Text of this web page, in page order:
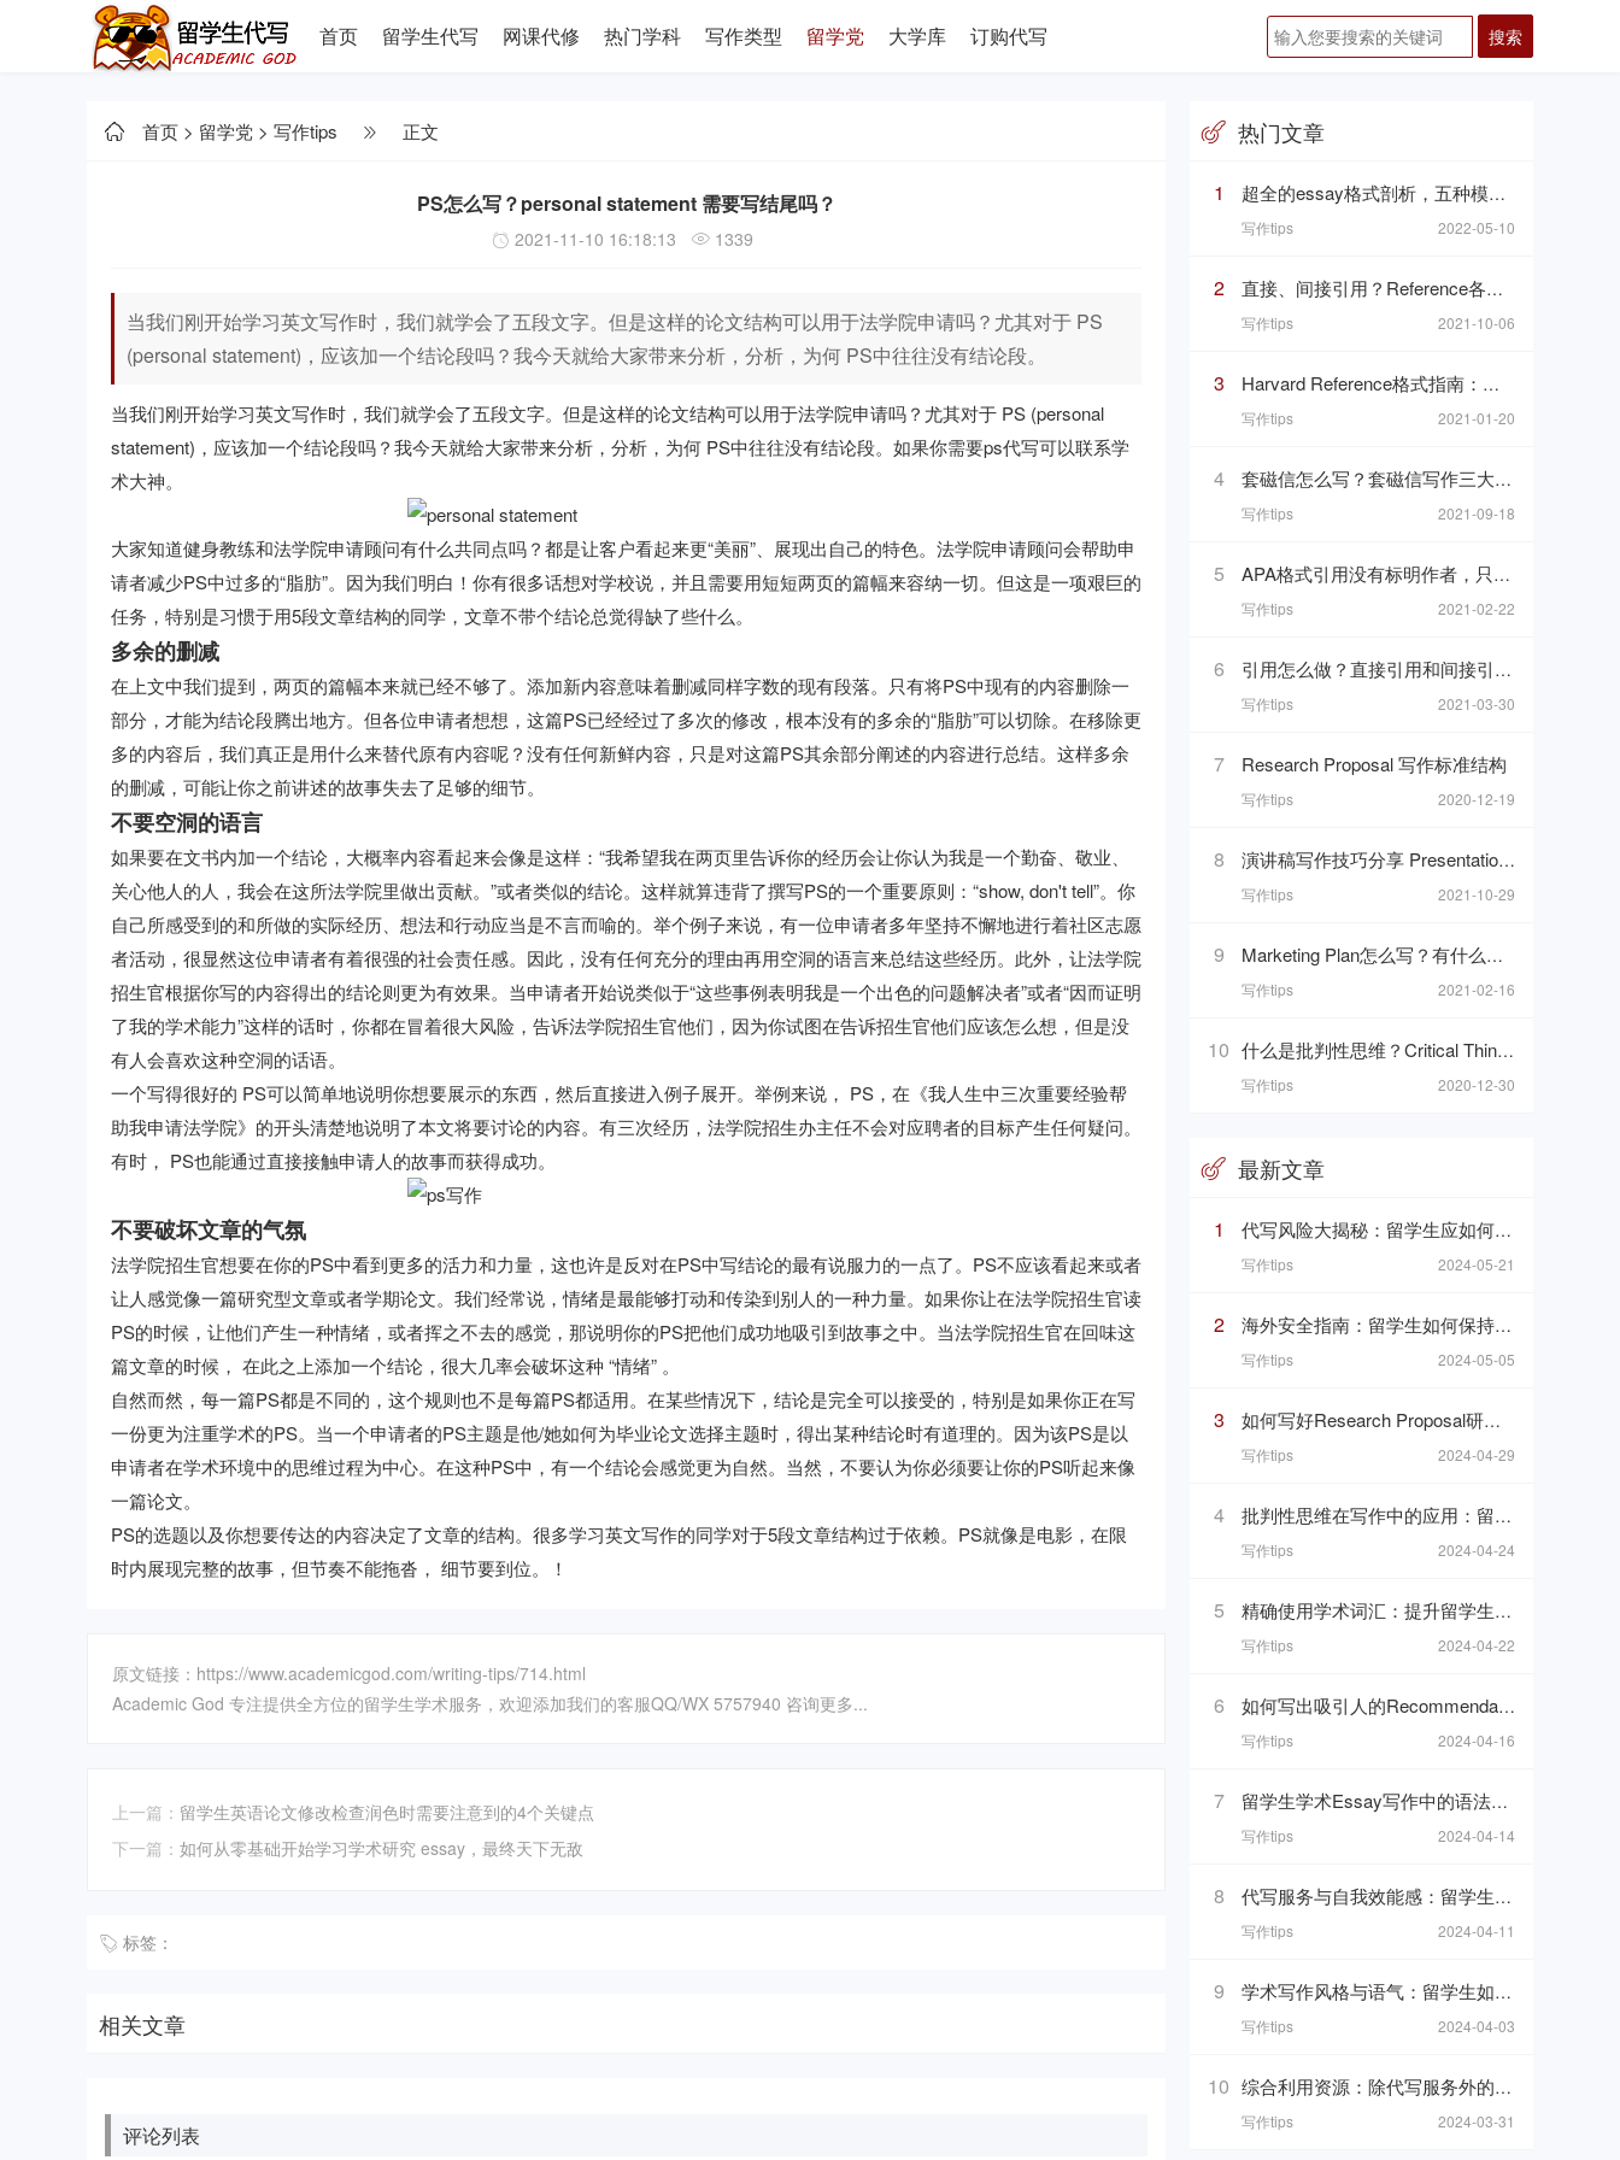
首页 留学生代写 网课代修 热门学科 写作类型 留学党 大学库 订购代写
首页 > 留学党 > 写作tips 正文
PS怎么写？personal statement 需要写结尾吗？
2021-11-10 16:18:13 1339
当我们刚开始学习英文写作时，我们就学会了五段文字。但是这样的论文结构可以用于法学院申请吗？尤其对于 PS
(personal statement)，应该加一个结论段吗？我今天就给大家带来分析，分析，为何 PS中往往没有结论段。
当我们刚开始学习英文写作时，我们就学会了五段文字。但是这样的论文结构可以用于法学院申请吗？尤其对于 PS (personal
statement)，应该加一个结论段吗？我今天就给大家带来分析，分析，为何 PS中往往没有结论段。如果你需要ps代写可以联系学
术大神。
大家知道健身教练和法学院申请顾问有什么共同点吗？都是让客户看起来更“美丽”、展现出自己的特色。法学院申请顾问会帮助申
请者减少PS中过多的“脂肪”。因为我们明白！你有很多话想对学校说，并且需要用短短两页的篇幅来容纳一切。但这是一项艰巨的
任务，特别是习惯于用5段文章结构的同学，文章不带个结论总觉得缺了些什么。
多余的删减
在上文中我们提到，两页的篇幅本来就已经不够了。添加新内容意味着删减同样字数的现有段落。只有将PS中现有的内容删除一
部分，才能为结论段腾出地方。但各位申请者想想，这篇PS已经经过了多次的修改，根本没有的多余的“脂肪”可以切除。在移除更
多的内容后，我们真正是用什么来替代原有内容呢？没有任何新鲜内容，只是对这篇PS其余部分阐述的内容进行总结。这样多余
的删减，可能让你之前讲述的故事失去了足够的细节。
不要空洞的语言
如果要在文书内加一个结论，大概率内容看起来会像是这样：“我希望我在两页里告诉你的经历会让你认为我是一个勤奋、敬业、
关心他人的人，我会在这所法学院里做出贡献。”或者类似的结论。这样就算违背了撰写PS的一个重要原则：“show, don't tell”。你
自己所感受到的和所做的实际经历、想法和行动应当是不言而喻的。举个例子来说，有一位申请者多年坚持不懈地进行着社区志愿
者活动，很显然这位申请者有着很强的社会责任感。因此，没有任何充分的理由再用空洞的语言来总结这些经历。此外，让法学院
招生官根据你写的内容得出的结论则更为有效果。当申请者开始说类似于“这些事例表明我是一个出色的问题解决者”或者“因而证明
了我的学术能力”这样的话时，你都在冒着很大风险，告诉法学院招生官他们，因为你试图在告诉招生官他们应该怎么想，但是没
有人会喜欢这种空洞的话语。
一个写得很好的 PS可以简单地说明你想要展示的东西，然后直接进入例子展开。举例来说， PS，在《我人生中三次重要经验帮
助我申请法学院》的开头清楚地说明了本文将要讨论的内容。有三次经历，法学院招生办主任不会对应聘者的目标产生任何疑问。
有时， PS也能通过直接接触申请人的故事而获得成功。
不要破坏文章的气氛
法学院招生官想要在你的PS中看到更多的活力和力量，这也许是反对在PS中写结论的最有说服力的一点了。PS不应该看起来或者
让人感觉像一篇研究型文章或者学期论文。我们经常说，情绪是最能够打动和传染到别人的一种力量。如果你让在法学院招生官读
PS的时候，让他们产生一种情绪，或者挥之不去的感觉，那说明你的PS把他们成功地吸引到故事之中。当法学院招生官在回味这
篇文章的时候， 在此之上添加一个结论，很大几率会破坏这种 “情绪” 。
自然而然，每一篇PS都是不同的，这个规则也不是每篇PS都适用。在某些情况下，结论是完全可以接受的，特别是如果你正在写
一份更为注重学术的PS。当一个申请者的PS主题是他/她如何为毕业论文选择主题时，得出某种结论时有道理的。因为该PS是以
申请者在学术环境中的思维过程为中心。在这种PS中，有一个结论会感觉更为自然。当然，不要认为你必须要让你的PS听起来像
一篇论文。
PS的选题以及你想要传达的内容决定了文章的结构。很多学习英文写作的同学对于5段文章结构过于依赖。PS就像是电影，在限
时内展现完整的故事，但节奏不能拖沓， 细节要到位。！
原文链接：https://www.academicgod.com/writing-tips/714.html
Academic God 专注提供全方位的留学生学术服务，欢迎添加我们的客服QQ/WX 5757940 咨询更多...
上一篇： 留学生英语论文修改检查润色时需要注意到的4个关键点
下一篇： 如何从零基础开始学习学术研究 essay，最终天下无敌
标签：
相关文章
评论列表
热门文章
1 超全的essay格式剖析，五种模板一次搞定Essay这个“八股文”
写作tips 2022-05-10
2 直接、间接引用？Reference各种魔鬼细节你都掌握了吗
写作tips 2021-10-06
3 Harvard Reference格式指南：哈佛参考文献格式与文内引用格式
写作tips 2021-01-20
4 套磁信怎么写？套磁信写作三大基础礼仪你知道吗
写作tips 2021-09-18
5 APA格式引用没有标明作者，只有组织和最新更新时间的网页，在reference list里要怎么写
写作tips 2021-02-22
6 引用怎么做？直接引用和间接引用使用方法
写作tips 2021-03-30
7 Research Proposal 写作标准结构
写作tips 2020-12-19
8 演讲稿写作技巧分享 Presentation格式以及一些万能模板句分享
写作tips 2021-10-29
9 Marketing Plan怎么写？有什么写点？我们做市场计划的目的是什么呢？
写作tips 2021-02-16
10 什么是批判性思维？Critical Thinking写作技巧解析
写作tips 2020-12-30
最新文章
1 代写风险大揭秘：留学生应如何识别和避免
写作tips 2024-05-21
2 海外安全指南：留学生如何保持个人安全
写作tips 2024-05-05
3 如何写好Research Proposal研究计划：研究计划写作的七个要素
写作tips 2024-04-29
4 批判性思维在写作中的应用：留学生指南
写作tips 2024-04-24
5 精确使用学术词汇：提升留学生论文质量的关键技巧
写作tips 2024-04-22
6 如何写出吸引人的Recommendation Letter？写作解析与技巧！
写作tips 2024-04-16
7 留学生学术Essay写作中的语法细节与易错点剖析
写作tips 2024-04-14
8 代写服务与自我效能感：留学生如何维持学习动力
写作tips 2024-04-11
9 学术写作风格与语气：留学生如何把握平衡
写作tips 2024-04-03
10 综合利用资源：除代写服务外的学习辅助工具介绍
写作tips 2024-03-31